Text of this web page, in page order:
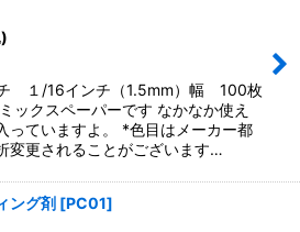
１/16インチ（1.5mm）幅 100枚
ックスペーパーです なかなか使え
っていますよ。 *色目はメーカー都
変更されることがございます…
ング剤 [PC01]